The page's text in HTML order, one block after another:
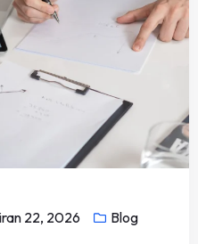
22, 2026 Blog